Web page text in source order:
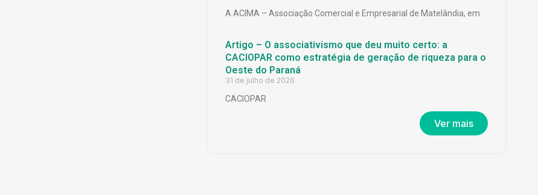
A ACIMA – Associação Comercial e Empresarial de Matelândia, em
Artigo – O associativismo que deu muito certo: a
CACIOPAR como estratégia de geração de riqueza para o
Oeste do Paraná
31 de julho de 2026
CACIOPAR
Ver mais